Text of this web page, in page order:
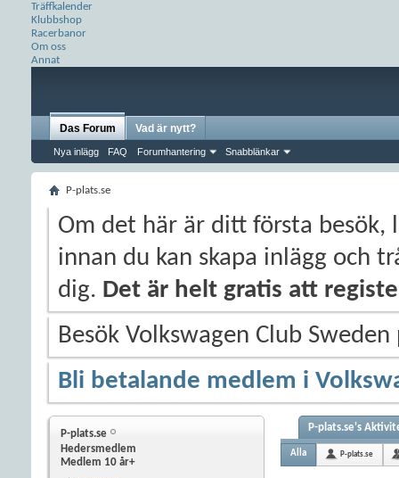
Träffkalender
Klubbshop
Racerbanor
Om oss
Annat
Das Forum
Nya inlägg FAQ Forumhantering Snabblänkar
Vad är nytt?
P-plats.se
Om det här är ditt första besök,
innan du kan skapa inlägg och
dig. Det är helt gratis att
Besök Volkswagen Club
Bli betalande medlem i
P-plats.se
Hedersmedlem
Medlem 10 år+
P-plats.se's
Alla P-plats.se